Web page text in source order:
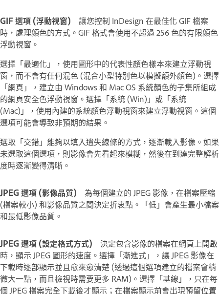
GIF 選項 (浮動視窗)
讓您控制 InDesign 在最佳化 GIF 檔案
時，處理顏色的方式。GIF 格式會使用不超過 256 色的有限顏色
浮動視窗。
選擇「最適化」，使用圖形中的代表性顏色樣本來建立浮動視
窗，而不會有任何混色 (混合小型特別色以模擬額外顏色)。選擇
「網頁」，建立由 Windows 和 Mac OS 系統顏色的子集所組成
的網頁安全色浮動視窗。選擇「系統 (Win)」或「系統
(Mac)」，使用內建的系統顏色浮動視窗來建立浮動視窗。這個
選項可能會導致非預期的結果。
選取「交錯」能夠以填入遺失線條的方式，逐漸載入影像。如果
未選取這個選項，則影像會先看起來模糊，然後在到達完整解析
度時逐漸變得清晰。
JPEG 選項 (影像品質)
為每個建立的 JPEG 影像，在檔案壓縮
(檔案較小) 和影像品質之間決定折衷點。「低」會產生最小檔案
和最低影像品質。
JPEG 選項 (設定格式方式)
決定包含影像的檔案在網頁上開啟
時，顯示 JPEG 圖形的速度。選擇「漸進式」，讓 JPEG 影像在
下載時逐部顯示並且愈來愈清楚 (透過這個選項建立的檔案會稍
微大一點，而且檢視時需要更多 RAM)。選擇「基線」，只在每
個 JPEG 檔案完全下載後才顯示；在檔案顯示前會出現預留位置